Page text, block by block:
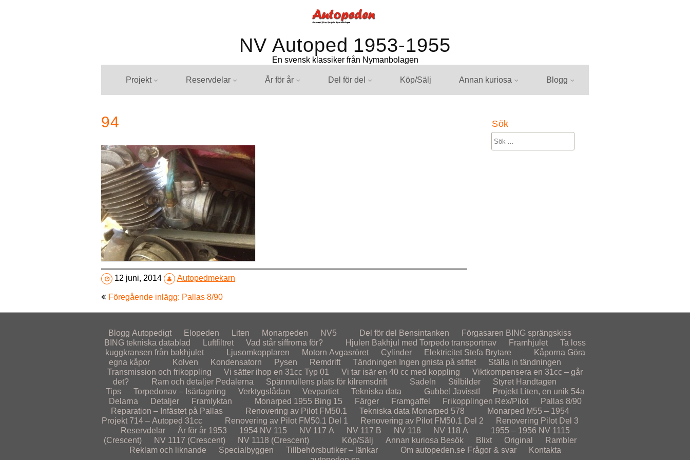
NV Autoped 1953-1955
En svensk klassiker från Nymanbolagen
Projekt Reservdelar År för år Del för del Köp/Sälj Annan kuriosa Blogg
94
12 juni, 2014 Autopedmekarn
Inläggsnavigering
Föregående inlägg: Pallas 8/90
Sök
Blogg Autopedigt Elopeden Liten Monarpeden NV5 Del för del Bensintanken Förgasaren BING sprängskiss
BING tekniska datablad
Luftfiltret Vad står siffrorna för? Hjulen Bakhjul med Torpedo transportnav Framhjulet
Ta loss
kuggkransen från bakhjulet
Ljusomkopplaren Motorn Avgasröret Cylinder Elektricitet Stefa Brytare Kåporna Göra
egna kåpor
Kolven Kondensatorn Pysen Remdrift Tändningen Ingen gnista på stiftet
Ställa in tändningen
Transmission och frikoppling
Vi sätter ihop en 31cc Typ 01 Vi tar isär en 40 cc med koppling
Viktkompensera en 31cc – går
det?
Ram och detaljer Pedalerna Spännrullens plats för kilremsdrift Sadeln Stilbilder Styret Handtagen
Tips
Torpedonav – Isärtagning Verktygslådan Vevpartiet Tekniska data Gubbe! Javisst! Projekt Liten, en unik 54a
Delarna
Detaljer Framlyktan Monarped 1955 Bing 15 Färger Framgaffel Frikopplingen Rex/Pilot
Pallas 8/90
Reparation – Infästet på Pallas
Renovering av Pilot FM50.1 Tekniska data Monarped 578
Monarped M55 – 1954
Projekt 714 – Autoped 31cc
Renovering av Pilot FM50.1 Del 1 Renovering av Pilot FM50.1 Del 2
Renovering Pilot Del 3
Reservdelar
År för år 1953 1954 NV 115 NV 117 A NV 117 B NV 118 NV 118 A 1955 – 1956 NV 1115
(Crescent)
NV 1117 (Crescent) NV 1118 (Crescent) Köp/Sälj Annan kuriosa Besök Blixt Original
Rambler
Reklam och liknande
Specialbyggen Tillbehörsbutiker – länkar Om autopeden.se Frågor & svar
Kontakta